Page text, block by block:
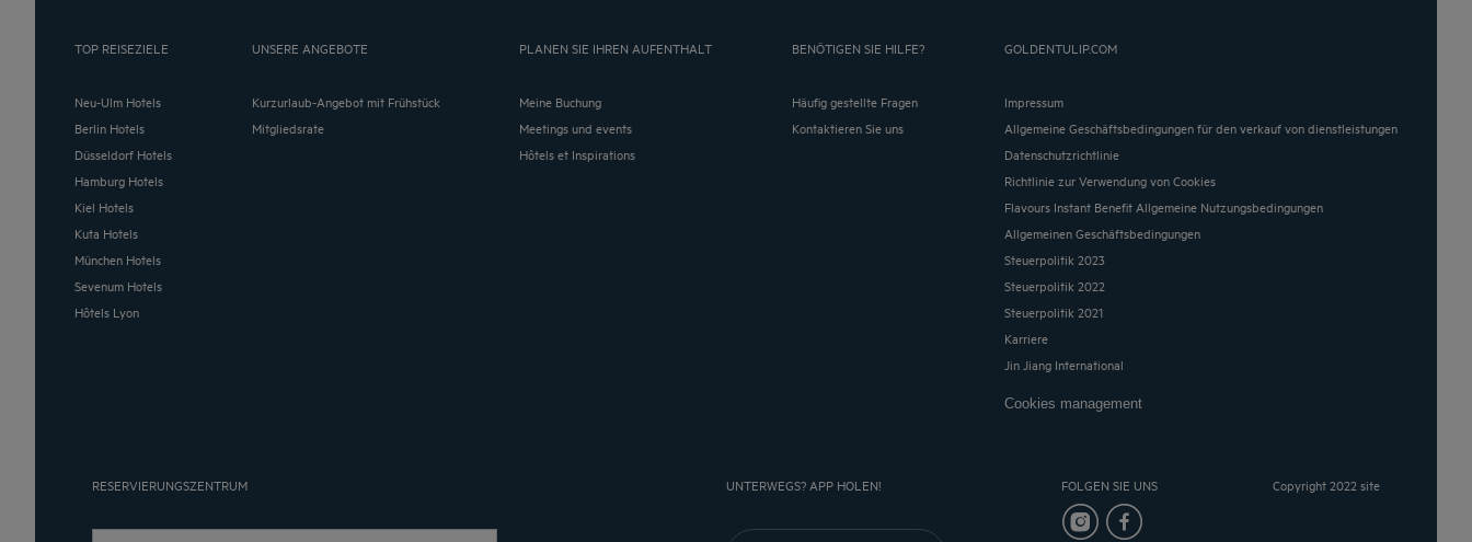
TOP REISEZIELE
Neu-Ulm Hotels
Berlin Hotels
Düsseldorf Hotels
Hamburg Hotels
Kiel Hotels
Kuta Hotels
München Hotels
Sevenum Hotels
Hôtels Lyon
UNSERE ANGEBOTE
Kurzurlaub-Angebot mit Frühstück
Mitgliedsrate
PLANEN SIE IHREN AUFENTHALT
Meine Buchung
Meetings und events
Hôtels et Inspirations
BENÖTIGEN SIE HILFE?
Häufig gestellte Fragen
Kontaktieren Sie uns
GOLDENTULIP.COM
Impressum
Allgemeine Geschäftsbedingungen für den verkauf von dienstleistungen
Datenschutzrichtlinie
Richtlinie zur Verwendung von Cookies
Flavours Instant Benefit Allgemeine Nutzungsbedingungen
Allgemeinen Geschäftsbedingungen
Steuerpolitik 2023
Steuerpolitik 2022
Steuerpolitik 2021
Karriere
Jin Jiang International
Cookies management
RESERVIERUNGSZENTRUM UNTERWEGS? APP HOLEN! FOLGEN SIE UNS Copyright 2022 site